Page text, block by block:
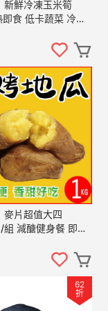
新鮮冷凍玉米筍
食 低卡蔬菜 冷凍
麥片超值大四
減醣健身餐 即沖
早餐營養 素食 免
62
折